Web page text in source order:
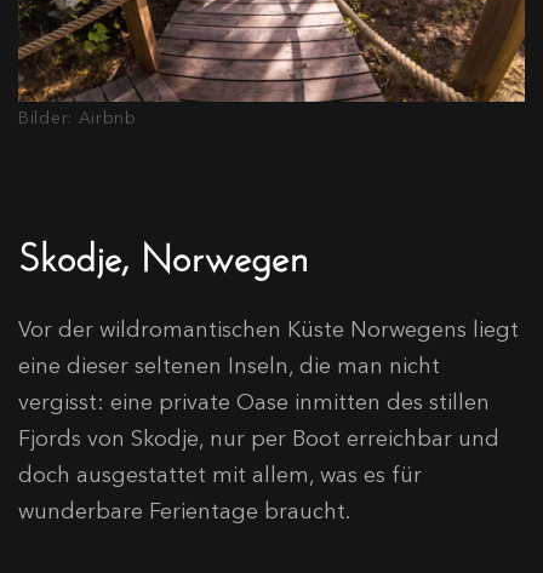
Bilder: Airbnb
Skodje, Norwegen
Vor der wildromantischen Küste Norwegens liegt
eine dieser seltenen Inseln, die man nicht
vergisst: eine private Oase inmitten des stillen
Fjords von Skodje, nur per Boot erreichbar und
doch ausgestattet mit allem, was es für
wunderbare Ferientage braucht.